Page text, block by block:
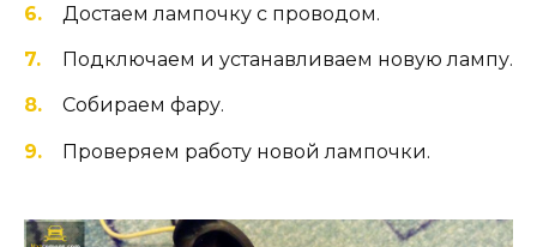
Достаем лампочку с проводом.
Подключаем и устанавливаем новую лампу.
Собираем фару.
Проверяем работу новой лампочки.